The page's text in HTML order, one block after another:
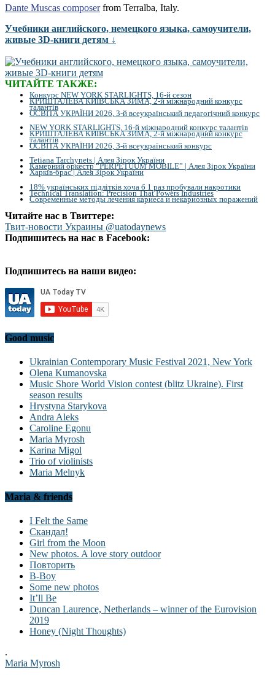
Dante Muscas composerfrom Terralba, Italy.
Учебники английского, немецкого языка, самоучители,
живые 3D-книги детям ↓
ЧИТАЙТЕ ТАКЖЕ:
Конкурс NEW YORK STARLIGHTS, 16-й сезон
КРИШТАЛЕВА КИЇВСЬКА ЗИМА, 2-й міжнародний конкурс
талантів
ОСВІТА УКРАЇНИ 2026, 3-й всеукраїнський педагогічний конкурс
NEW YORK STARLIGHTS, 16-й міжнародний конкурс талантів
КРИШТАЛЕВА КИЇВСЬКА ЗИМА, 2-й міжнародний конкурс
талантів
ОСВІТА УКРАЇНИ 2026, 3-й всеукраїнський конкурс
Tetiana Tarchynets | Алея Зірок України
Камерний оркестр “PERPETUUM MOBILE” | Алея Зірок України
Харків-брас | Алея Зірок України
18% українських підлітків хоча б 1 раз пробували накротики
Technical Translation: Precision That Powers Industries
Современные методы лечения кариеса и некариозных поражений
Читайте нас в Твиттере:
Твит-новости Украины @uatodaynews
Подпишитесь на нас в Facebook:
Подпишитесь на наши видео:
Good music
Ukrainian Contemporary Music Festival 2021, New York
Olena Kumanovska
Music Shore World Vision contest (blitz Ukraine). First
season results
Hrystyna Starykova
Andra Aleks
Caroline Egonu
Maria Myrosh
Karina Migol
Trio of violinists
Maria Melnyk
Maria & friends
I Felt the Same
Скандал!
Girl from the Moon
New photos. A love story outdoor
Повторить
B-Boy
Some new photos
It’ll Be
Duncan Laurence, Netherlands – winner of the Eurovision
2019
Honey (Night Thoughts)
.
Maria Myrosh